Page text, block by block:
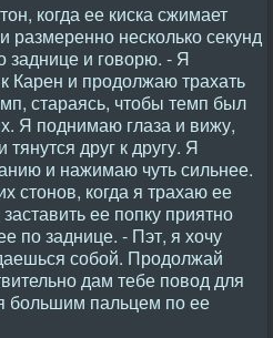
когда ее киска сжимает
несколько секунд
и говорю. - Я
Карен и продолжаю трахать
стараясь, чтобы темп был
Я поднимаю глаза и вижу,
друг к другу. Я
и нажимаю чуть сильнее.
стонов, когда я трахаю ее
ее попку приятно
по заднице. - Пэт, я хочу
собой. Продолжай
дам тебе повод для
большим пальцем по ее